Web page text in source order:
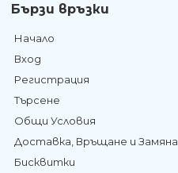
Бързи връзки
Начало
Вход
Регистрация
Търсене
Общи Условия
Доставка, Връщане и Замяна
Бисквитки